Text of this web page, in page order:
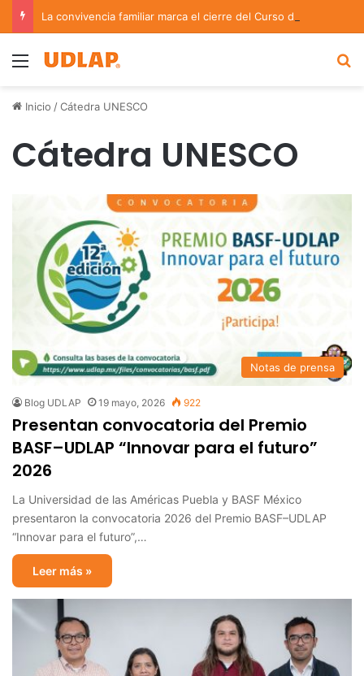
Menu
Inicio /Cátedra UNESCO
Cátedra UNESCO
Notas de prensa
Blog UDLAP 19 mayo, 2026 922
Presentan convocatoria del Premio
BASF–UDLAP “Innovar para el futuro”
2026
La Universidad de las Américas Puebla y BASF México
presentaron la convocatoria 2026 del Premio BASF–UDLAP
“Innovar para el futuro”,…
Leer más »